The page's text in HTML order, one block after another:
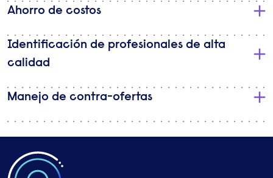
Ahorro de costos
Identificación de profesionales de alta
calidad
Manejo de contra-ofertas